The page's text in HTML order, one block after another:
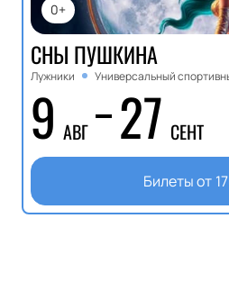
0+
СНЫ ПУШКИНА
Лужники Универсальный
9 АВГ 27 СЕНТ
Билеты от